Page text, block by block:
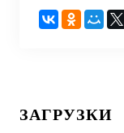
ЗАГРУЗКИ